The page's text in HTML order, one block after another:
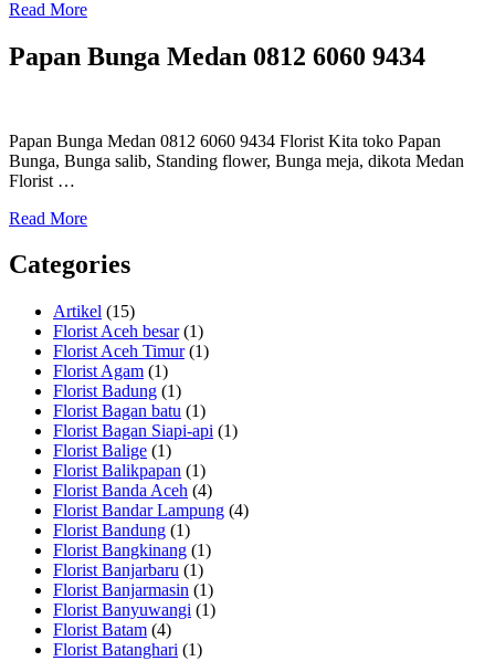
Read More
Papan Bunga Medan 0812 6060 9434
Papan Bunga Medan 0812 6060 9434 Florist Kita toko Papan
Bunga, Bunga salib, Standing flower, Bunga meja, dikota Medan
Florist …
Read More
Categories
Artikel (15)
Florist Aceh besar(1)
Florist Aceh Timur(1)
Florist Agam (1)
Florist Badung (1)
Florist Bagan batu (1)
Florist Bagan Siapi-api (1)
Florist Balige (1)
Florist Balikpapan (1)
Florist Banda Aceh (4)
Florist Bandar Lampung (4)
Florist Bandung (1)
Florist Bangkinang (1)
Florist Banjarbaru (1)
Florist Banjarmasin (1)
Florist Banyuwangi (1)
Florist Batam (4)
Florist Batanghari (1)